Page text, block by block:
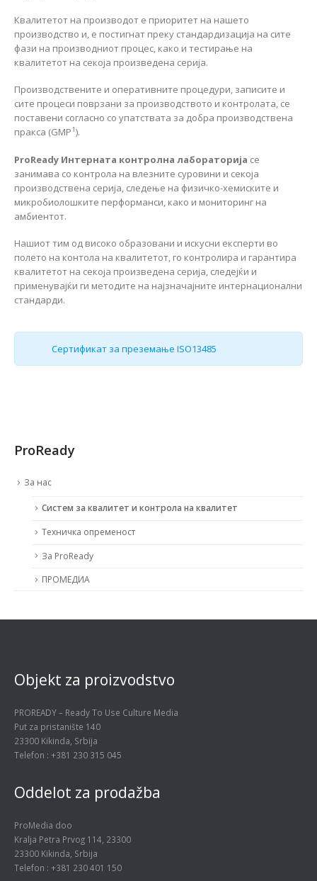
Квалитетот на производот е приоритет на нашето
производство и, е постигнат преку стандардизација на сите
фази на производниот процес, како и тестирање на
квалитетот на секоја произведена серија.
Производствените и оперативните процедури, записите и
сите процеси поврзани за производството и контролата, се
поставени согласно со упатствата за добра производствена
пракса (GMP1).
ProReady Интерната контролна лабораторија се
занимава со контрола на влезните суровини и секоја
производствена серија, следење на физичко-хемиските и
микробиолошките перформанси, како и мониторинг на
амбиентот.
Нашиот тим од високо образовани и искусни експерти во
полето на контола на квалитетот, го контролира и гарантира
квалитетот на секоја произведена серија, следејќи и
применувајќи ги методите на најзначајните интернационални
стандарди.
Cертификат за преземање ISO13485
ProReady
За нас
Систем за квалитет и контрола на квалитет
Техничка опременост
За ProReady
ПРОМЕДИА
Objekt za proizvodstvo
PROREADY – Ready To Use Culture Media
Put za pristanište 140
23300 Kikinda, Srbija
Telefon : +381 230 315 045
Oddelot za prodažba
ProMedia doo
Kralja Petra Prvog 114, 23300
23300 Kikinda, Srbija
Telefon : +381 230 401 150